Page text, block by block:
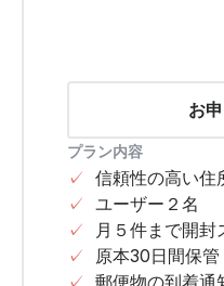
お
プラン内容
✓ 信頼性の高い住
✓ ユーザー２名
✓
月５件まで開封
✓
原本30日間保管